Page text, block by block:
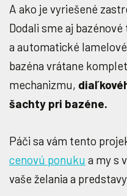
A ako je vyriešené
Dodali sme aj
a automatické
bazéna vrátane
mechanizmu,
šachty pri bazéne.
Páči sa vám tento
cenovú ponuku a my s
vaše želania a